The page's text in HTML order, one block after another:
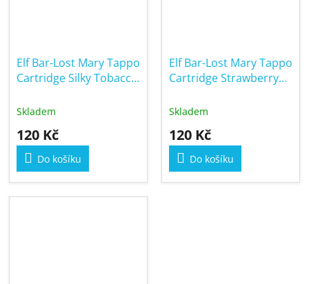
Elf Bar-Lost Mary Tappo
Cartridge Silky Tobacco
Skladem
120 Kč
Do košíku
Elf Bar-Lost Mary Tappo
Cartridge Strawberry
Skladem
120 Kč
Do košíku